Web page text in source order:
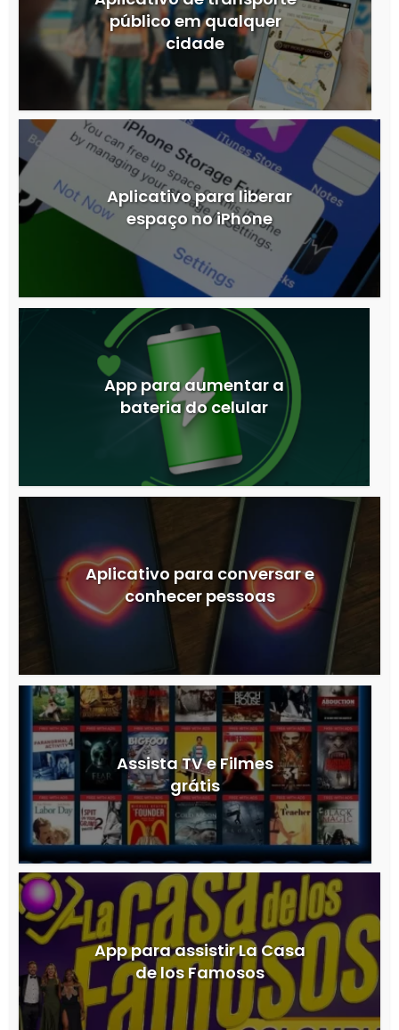
público em qualquer
cidade
Aplicativo para liberar
espaço no iPhone
App para aumentar a
bateria do celular
Aplicativo para conversar e
conhecer pessoas
Assista TV e Filmes
grátis
App para assistir La Casa
de los Famosos